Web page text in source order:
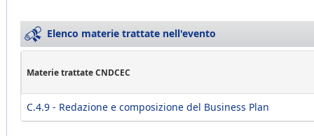
Elenco materie trattate nell'evento
Materie trattate CNDCEC
C.4.9 - Redazione e composizione del Business Plan